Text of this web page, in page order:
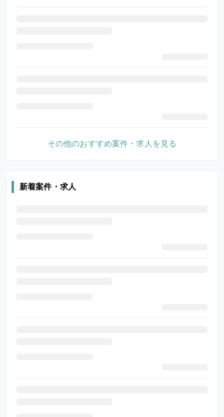
その他のおすすめ案件・求人を見る
新着案件・求人